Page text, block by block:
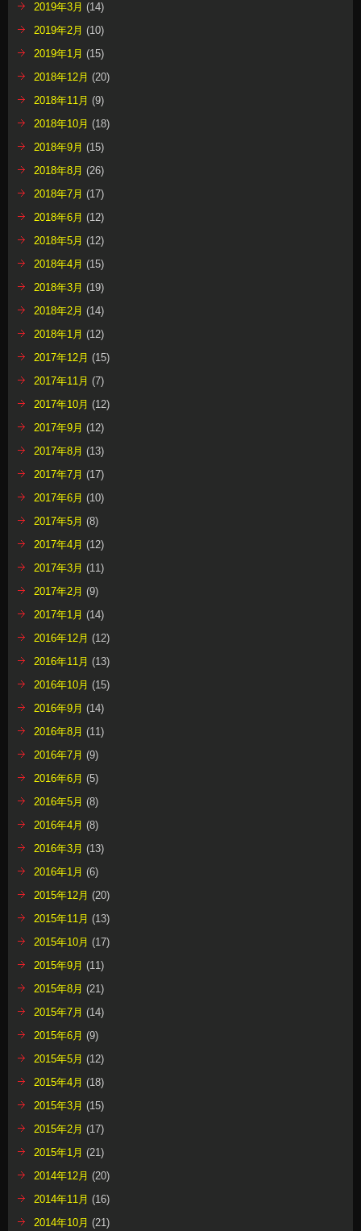
2019年3月 (14)
2019年2月 (10)
2019年1月 (15)
2018年12月 (20)
2018年11月 (9)
2018年10月 (18)
2018年9月 (15)
2018年8月 (26)
2018年7月 (17)
2018年6月 (12)
2018年5月 (12)
2018年4月 (15)
2018年3月 (19)
2018年2月 (14)
2018年1月 (12)
2017年12月 (15)
2017年11月 (7)
2017年10月 (12)
2017年9月 (12)
2017年8月 (13)
2017年7月 (17)
2017年6月 (10)
2017年5月 (8)
2017年4月 (12)
2017年3月 (11)
2017年2月 (9)
2017年1月 (14)
2016年12月 (12)
2016年11月 (13)
2016年10月 (15)
2016年9月 (14)
2016年8月 (11)
2016年7月 (9)
2016年6月 (5)
2016年5月 (8)
2016年4月 (8)
2016年3月 (13)
2016年1月 (6)
2015年12月 (20)
2015年11月 (13)
2015年10月 (17)
2015年9月 (11)
2015年8月 (21)
2015年7月 (14)
2015年6月 (9)
2015年5月 (12)
2015年4月 (18)
2015年3月 (15)
2015年2月 (17)
2015年1月 (21)
2014年12月 (20)
2014年11月 (16)
2014年10月 (21)